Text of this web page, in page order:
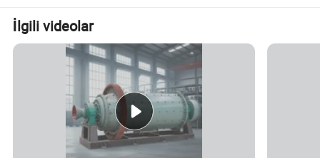
İlgili videolar